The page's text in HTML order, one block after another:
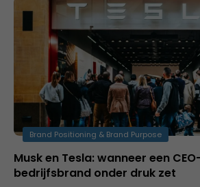
Brand Positioning & Brand Purpose
Musk en Tesla: wanneer een
bedrijfsbrand onder druk zet